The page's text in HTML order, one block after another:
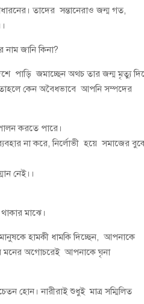
তাদের সন্তানেরাও জন্ম গত,
জানি কিনা?
পাড়ি জমাচ্ছেন অথচ তার জন্ম মৃত্যু
কেন অবৈধভাবে আপনি সম্পদের
করতে পারে।
না করে, নির্লোভী হয়ে সমাজের
নেই।।
মাঝে।
হামকী ধামকি দিচ্ছেন, আপনাকে
মনের অগোচরেই আপনাকে ঘৃনা
হোন। নারীরাই শুধুই মাত্র সম্মিলিত